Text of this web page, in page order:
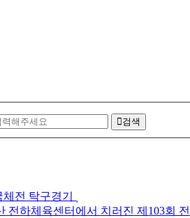
검색
전 탁구경기
전하체육센터에서 치러진 제103회